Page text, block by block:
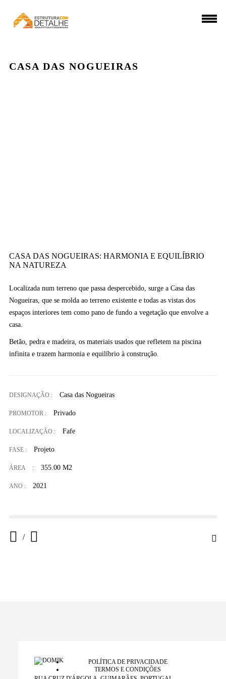
CASA DAS NOGUEIRAS
CASA DAS NOGUEIRAS: HARMONIA E EQUILÍBRIO
NA NATUREZA
Localizada num terreno que passa despercebido, surge a Casa das
Nogueiras, que se molda ao terreno existente e todas as vistas dos
espaços interiores tem como pano de fundo a vegetação que envolve a
casa.
Betão, pedra e madeira, os materiais usados que refletem na piscina
infinita e trazem harmonia e equilíbrio à construção.
DESIGNAÇÃO : Casa das Nogueiras
PROMOTOR : Privado
LOCALIZAÇÃO : Fafe
FASE : Projeto
ÁREA : 355.00 M2
ANO : 2021
/
POLÍTICA DE PRIVACIDADE
TERMOS E CONDIÇÕES